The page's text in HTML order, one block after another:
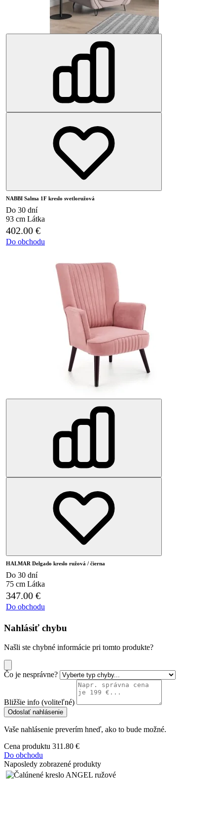
NABBI Salma 1F kreslo svetloružová
Do 30 dní
93 cm Látka
402.00 €
Do obchodu
HALMAR Delgado kreslo ružová / čierna
Do 30 dní
75 cm Látka
347.00 €
Do obchodu
Nahlásiť chybu
Našli ste chybné informácie pri tomto produkte?
Čo je nesprávne?
Bližšie info (voliteľné)
Odoslať nahlásenie
Vaše nahlásenie preverím hneď, ako to bude možné.
Cena produktu 311.80 €
Do obchodu
Naposledy zobrazené produkty